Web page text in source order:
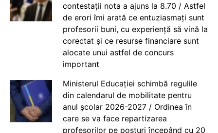
contestații nota a ajuns la 8.70 / Astfel
de erori îmi arată ce entuziasmați sunt
profesorii buni, cu experiență să vină la
corectat și ce resurse financiare sunt
alocate unui astfel de concurs
important
Ministerul Educației schimbă regulile
din calendarul de mobilitate pentru
anul școlar 2026-2027 / Ordinea în
care se va face repartizarea
profesorilor pe posturi începând cu 20